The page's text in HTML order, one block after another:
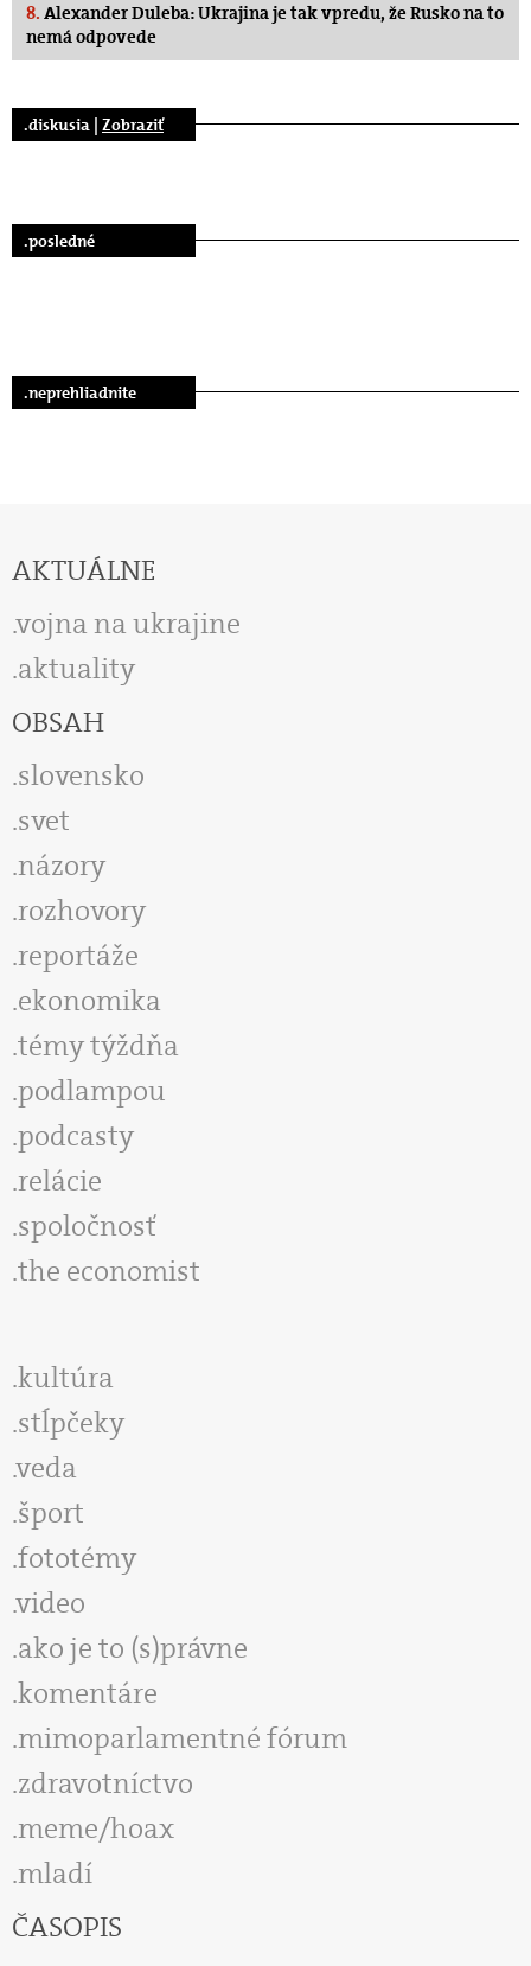
8. Alexander Duleba: Ukrajina je tak vpredu, že Rusko na to
nemá odpovede
.diskusia | Zobraziť
.posledné
.neprehliadnite
AKTUÁLNE
vojna na ukrajine
aktuality
OBSAH
slovensko
svet
názory
rozhovory
reportáže
ekonomika
témy týždňa
podlampou
podcasty
relácie
spoločnosť
the economist
kultúra
stĺpčeky
veda
šport
fototémy
video
ako je to (s)právne
komentáre
mimoparlamentné fórum
zdravotníctvo
meme/hoax
mladí
ČASOPIS